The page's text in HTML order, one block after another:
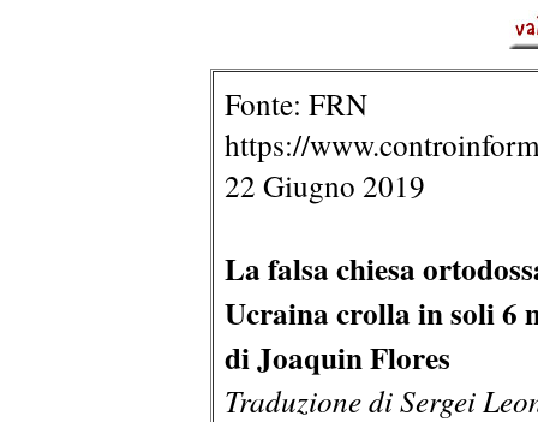
Fonte: FRN
https://
22 Giugno 2019
La falsa chiesa
Ucraina crolla in soli 6
di Joaquin Flores
Traduzione di Sergei